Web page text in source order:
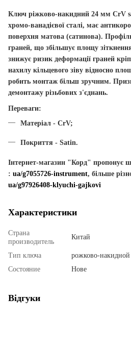
Ключ ріжково-накидний 24 мм CrV
хромо-ванадієвої сталі, має
поверхня матова (сатинова).
граней, що збільшує площу
знижує ризик деформації граней
нахилу кільцевого зіву відносно
робить монтаж більш зручним.
демонтажу різьбових з'єднань.
Переваги:
Матеріал - CrV;
Покриття - Satin.
Інтернет-магазин "Корд" пропонує
: ua/g7055726-instrument, більше
ua/g97926408-klyuchi-gajkovi
Характеристики
Страна
производитель
Китай
Тип ключа
рожково-накидной
Состояние
Нове
Відгуки